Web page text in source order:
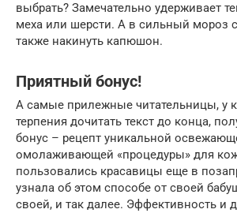
выбрать? Замечательно удерживает
меха или шерсти. А в сильный мороз
также накинуть капюшон.
Приятный бонус!
А самые прилежные читательницы, у
терпения дочитать текст до конца,
бонус – рецепт уникальной
омолаживающей «процедуры» для
пользовались красавицы еще в
узнала об этом способе от своей
своей, и так далее. Эффективность и